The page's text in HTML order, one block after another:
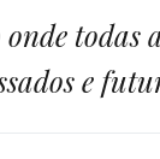
todas
e